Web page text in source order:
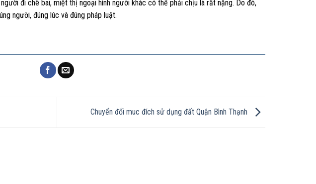
đi chê bai, miệt thị ngoại hình người khác có thể phải chịu là rất nặng. Do đó,
người, đúng lúc và đúng pháp luật.
Chuyển đổi muc đích sử dụng đất Quận Bình Thạnh